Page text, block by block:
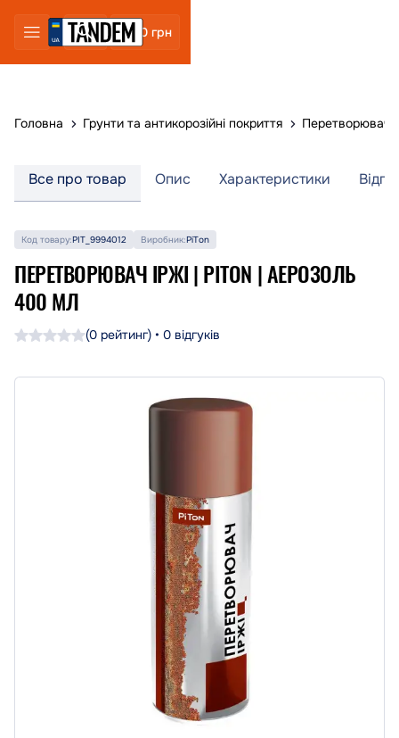
0 грн
Головна Грунти та антикорозійні покриття Перетворювачі
Все про товар Опис Характеристики
Код товару:PIT_9994012 Виробник:PiTon
ПЕРЕТВОРЮВАЧ ІРЖІ | PITON | АЕРОЗОЛЬ
400 МЛ
(0 рейтинг) • 0 відгуків